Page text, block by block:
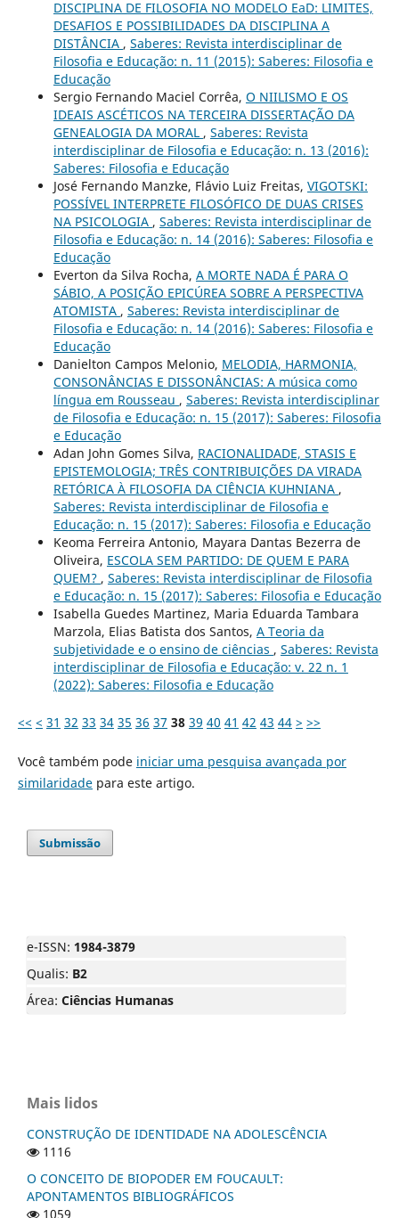
DISCIPLINA DE FILOSOFIA NO MODELO EaD: LIMITES,
DESAFIOS E POSSIBILIDADES DA DISCIPLINA A
DISTÂNCIA , Saberes: Revista interdisciplinar de
Filosofia e Educação: n. 11 (2015): Saberes: Filosofia e
Educação
Sergio Fernando Maciel Corrêa, O NIILISMO E OS
IDEAIS ASCÉTICOS NA TERCEIRA DISSERTAÇÃO DA
GENEALOGIA DA MORAL , Saberes: Revista
interdisciplinar de Filosofia e Educação: n. 13 (2016):
Saberes: Filosofia e Educação
José Fernando Manzke, Flávio Luiz Freitas, VIGOTSKI:
POSSÍVEL INTERPRETE FILOSÓFICO DE DUAS CRISES
NA PSICOLOGIA , Saberes: Revista interdisciplinar de
Filosofia e Educação: n. 14 (2016): Saberes: Filosofia e
Educação
Everton da Silva Rocha, A MORTE NADA É PARA O
SÁBIO, A POSIÇÃO EPICÚREA SOBRE A PERSPECTIVA
ATOMISTA , Saberes: Revista interdisciplinar de
Filosofia e Educação: n. 14 (2016): Saberes: Filosofia e
Educação
Danielton Campos Melonio, MELODIA, HARMONIA,
CONSONÂNCIAS E DISSONÂNCIAS: A música como
língua em Rousseau , Saberes: Revista interdisciplinar
de Filosofia e Educação: n. 15 (2017): Saberes: Filosofia
e Educação
Adan John Gomes Silva, RACIONALIDADE, STASIS E
EPISTEMOLOGIA; TRÊS CONTRIBUIÇÕES DA VIRADA
RETÓRICA À FILOSOFIA DA CIÊNCIA KUHNIANA ,
Saberes: Revista interdisciplinar de Filosofia e
Educação: n. 15 (2017): Saberes: Filosofia e Educação
Keoma Ferreira Antonio, Mayara Dantas Bezerra de
Oliveira, ESCOLA SEM PARTIDO: DE QUEM E PARA
QUEM? , Saberes: Revista interdisciplinar de Filosofia
e Educação: n. 15 (2017): Saberes: Filosofia e Educação
Isabella Guedes Martinez, Maria Eduarda Tambara
Marzola, Elias Batista dos Santos, A Teoria da
subjetividade e o ensino de ciências , Saberes: Revista
interdisciplinar de Filosofia e Educação: v. 22 n. 1
(2022): Saberes: Filosofia e Educação
<< < 31 32 33 34 35 36 37 38 39 40 41 42 43 44 > >>
Você também pode iniciar uma pesquisa avançada por
similaridadepara este artigo.
Submissão
e-ISSN: 1984-3879
Qualis: B2
Área: Ciências Humanas
Mais lidos
CONSTRUÇÃO DE IDENTIDADE NA ADOLESCÊNCIA
1116
O CONCEITO DE BIOPODER EM FOUCAULT:
APONTAMENTOS BIBLIOGRÁFICOS
1059